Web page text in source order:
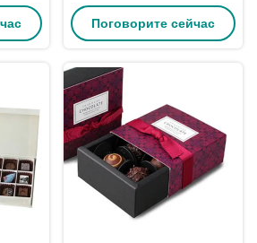
Подарочная коробка
Трюфельные коробки
Поговорите сейчас